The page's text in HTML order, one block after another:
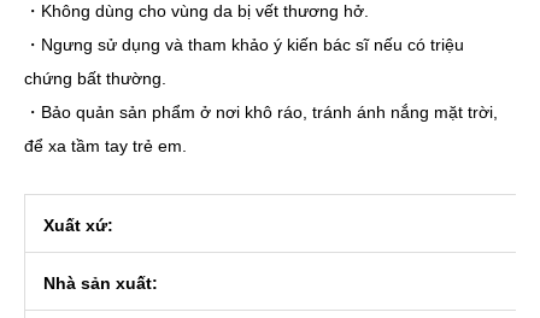
・Không dùng cho vùng da bị vết thương hở.
・Ngưng sử dụng và tham khảo ý kiến bác sĩ nếu có triệu
chứng bất thường.
・Bảo quản sản phẩm ở nơi khô ráo, tránh ánh nắng mặt trời,
để xa tầm tay trẻ em.
Xuất xứ:
Nhà sản xuất: